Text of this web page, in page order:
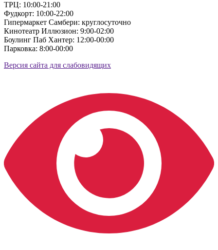
ТРЦ: 10:00-21:00
Фудкорт: 10:00-22:00
Гипермаркет Самбери: круглосуточно
Кинотеатр Иллюзион: 9:00-02:00
Боулинг Паб Хантер: 12:00-00:00
Парковка: 8:00-00:00
Версия сайта для слабовидящих